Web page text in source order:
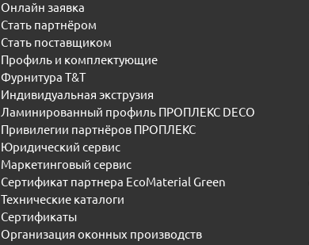
Онлайн заявка
Стать партнёром
Стать поставщиком
Профиль и комплектующие
Фурнитура T&T
Индивидуальная экструзия
Ламинированный профиль ПРОПЛЕКС DECO
Привилегии партнёров ПРОПЛЕКС
Юридический сервис
Маркетинговый сервис
Сертификат партнера EcoMaterial Green
Технические каталоги
Сертификаты
Организация оконных производств